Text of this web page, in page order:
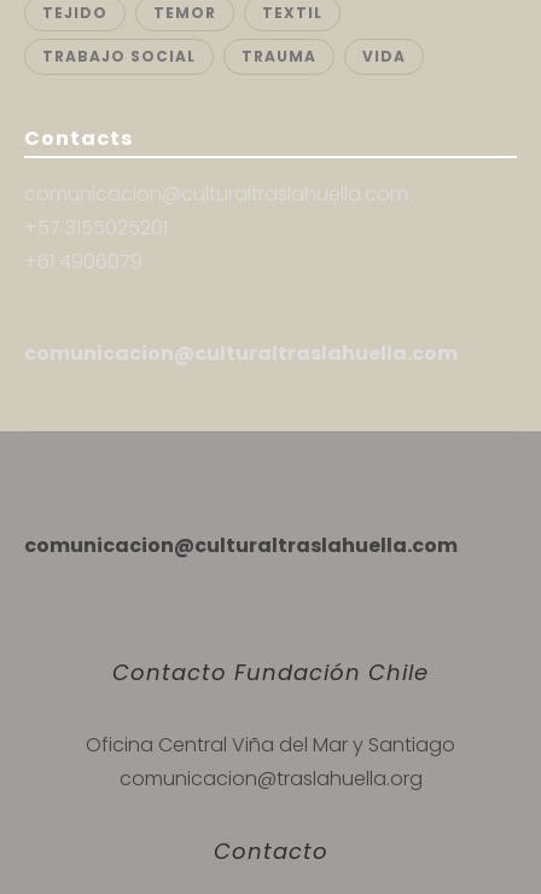
TEJIDO TEMOR TEXTIL
TRABAJO SOCIAL TRAUMA VIDA
Contacts
comunicacion@culturaltraslahuella.com
+57 3155025201
+61 4906079
comunicacion@culturaltraslahuella.com
comunicacion@culturaltraslahuella.com
Contacto Fundación Chile
Oficina Central Viña del Mar y Santiago
comunicacion@traslahuella.org
Contacto